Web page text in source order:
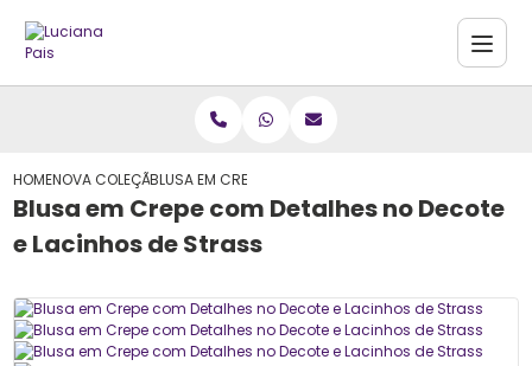
HOMENOVA COLEÇÃOBLUSA EM CREPE COM DETALHES NO DECOTE E
Blusa em Crepe com Detalhes no Decote
e Lacinhos de Strass